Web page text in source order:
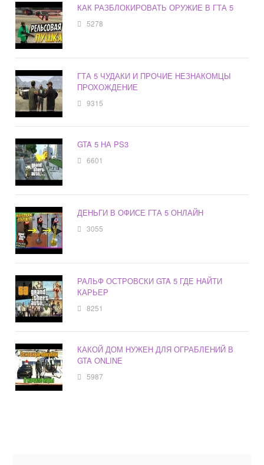
КАК РАЗБЛОКИРОВАТЬ ОРУЖИЕ В ГТА 5
5278
ГТА 5 ЧУДАКИ И ПРОЧИЕ НЕЗНАКОМЦЫ
ПРОХОЖДЕНИЕ
9315
GTA 5 НА PS3
6601
ДЕНЬГИ В ОФИСЕ ГТА 5 ОНЛАЙН
3055
РАЛЬФ ОСТРОВСКИ GTA 5 ГДЕ НАЙТИ
КАРЬЕР
8251
КАКОЙ ДОМ НУЖЕН ДЛЯ ОГРАБЛЕНИЙ В
GTA ONLINE
5987